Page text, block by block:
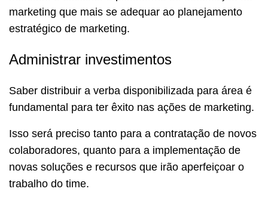
marketing que mais se adequar ao planejamento
estratégico de marketing.
Administrar investimentos
Saber distribuir a verba disponibilizada para área é
fundamental para ter êxito nas ações de marketing.
Isso será preciso tanto para a contratação de novos
colaboradores, quanto para a implementação de
novas soluções e recursos que irão aperfeiçoar o
trabalho do time.